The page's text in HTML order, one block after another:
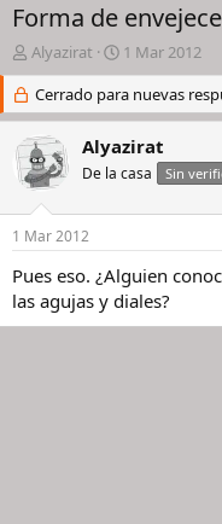
Forma de
I
n
c
i
a
d
o
d
e
l
h
i
Alyazirat
F
e
c
h
d
e
i
c
i
o
1 Mar 2012
Cerrado para nuevas
Alyazirat
De la casa Sin
1 Mar 2012
Pues eso. ¿Alguien
las agujas y diales?